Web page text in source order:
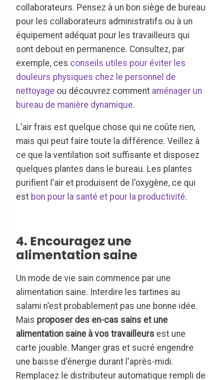
collaborateurs. Pensez à un bon siège de bureau
pour les collaborateurs administratifs ou à un
équipement adéquat pour les travailleurs qui
sont debout en permanence. Consultez, par
exemple, ces conseils utiles pour éviter les
douleurs physiques chez le personnel de
nettoyage ou découvrez comment aménager un
bureau de manière dynamique.
L'air frais est quelque chose qui ne coûte rien,
mais qui peut faire toute la différence. Veillez à
ce que la ventilation soit suffisante et disposez
quelques plantes dans le bureau. Les plantes
purifient l'air et produisent de l'oxygène, ce qui
est bon pour la santé et pour la productivité.
4. Encouragez une
alimentation saine
Un mode de vie sain commence par une
alimentation saine. Interdire les tartines au
salami n'est probablement pas une bonne idée.
Mais proposer des en-cas sains et une
alimentation saine à vos travailleurs est une
carte jouable. Manger gras et sucré engendre
une baisse d'énergie durant l'après-midi.
Remplacez le distributeur automatique rempli de